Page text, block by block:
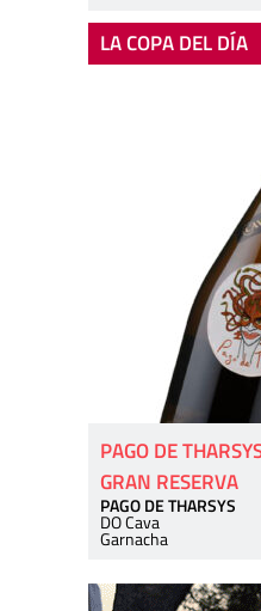
LA COPA DEL DÍA
PAGO DE
GRAN RESERVA
PAGO DE THARSYS
DO Cava
Garnacha